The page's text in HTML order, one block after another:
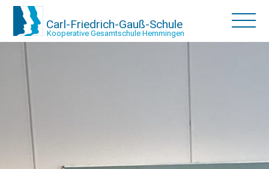
Carl-Friedrich-Gauß-Schule
Kooperative Gesamtschule Hemmingen